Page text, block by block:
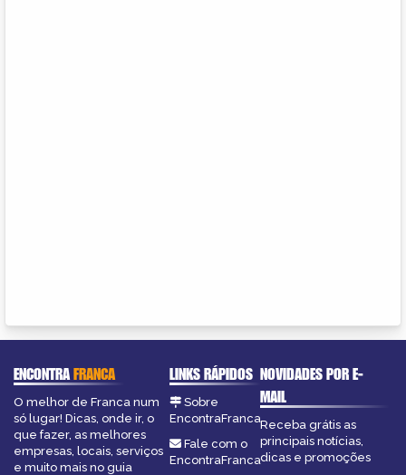
ENCONTRAFRANCA
O melhor de Franca num
só lugar! Dicas, onde ir, o
que fazer, as melhores
empresas, locais, serviços
e muito mais no guia
LINKS RÁPIDOS
Sobre
EncontraFranca
Fale com o
EncontraFranca
NOVIDADES POR E-
MAIL
Receba grátis as
principais notícias,
dicas e promoções